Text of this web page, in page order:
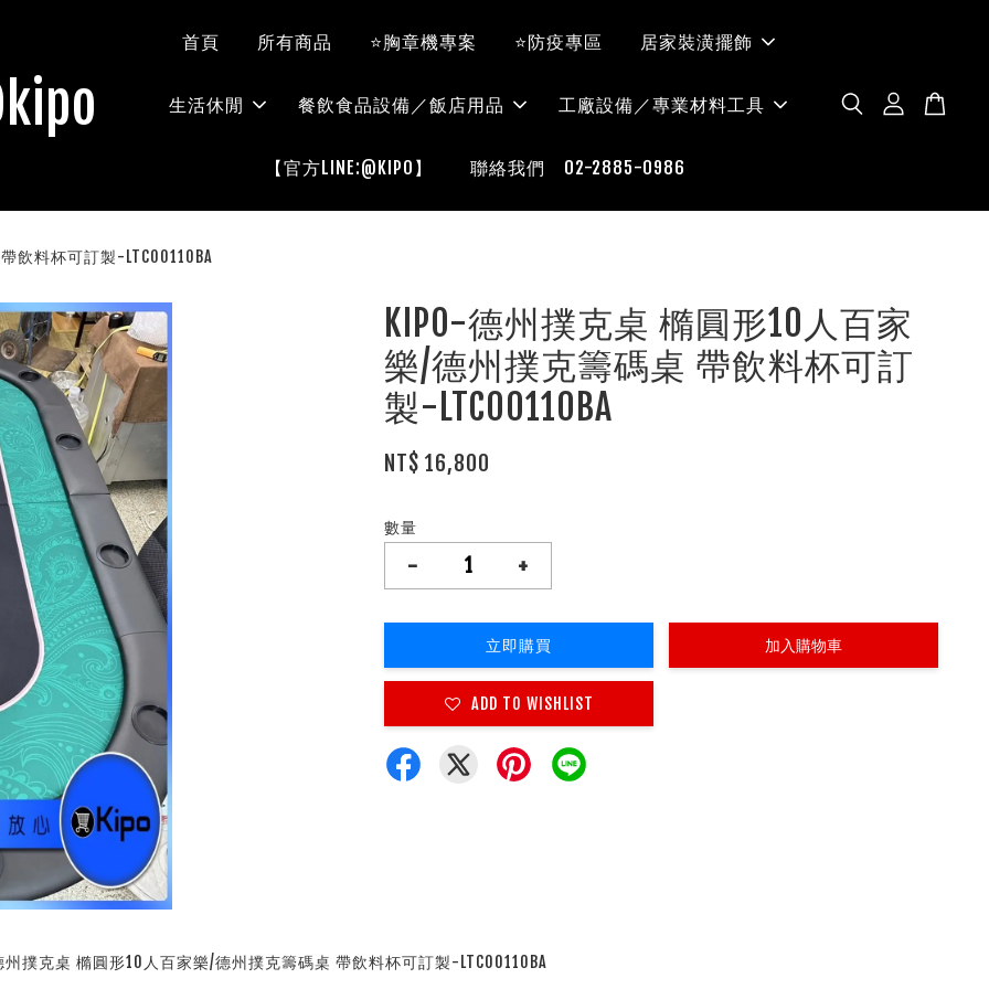
首頁 所有商品 ⭐胸章機專案 ⭐防疫專區 居家裝潢擺飾
生活休閒 餐飲食品設備／飯店用品 工廠設備／專業材料工具
【官方LINE:@KIPO】 聯絡我們 02-2885-0986
飲料杯可訂製-LTC00110BA
KIPO-德州撲克桌 橢圓形10人百家
樂/德州撲克籌碼桌 帶飲料杯可訂
製-LTC00110BA
NT$ 16,800
數量
- +
立即購買 加入購物車
ADD TO WISHLIST
州撲克桌 橢圓形10人百家樂/德州撲克籌碼桌 帶飲料杯可訂製-LTC00110BA